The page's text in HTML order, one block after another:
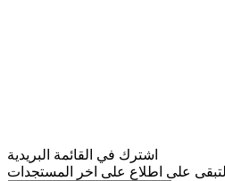
اشترك في القائمة البريدية
لتبقى على اطلاع على اخر المستجدات